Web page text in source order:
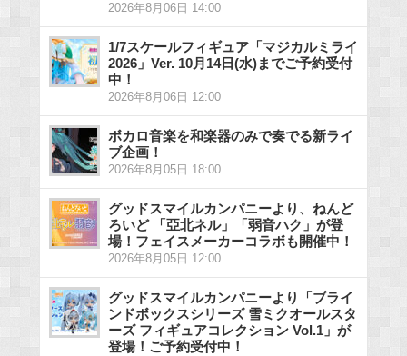
2026年8月06日 14:00
1/7スケールフィギュア「マジカルミライ
2026」Ver. 10月14日(水)までご予約受付
中！
2026年8月06日 12:00
ボカロ音楽を和楽器のみで奏でる新ライ
ブ企画！
2026年8月05日 18:00
グッドスマイルカンパニーより、ねんど
ろいど 「亞北ネル」「弱音ハク」が登
場！フェイスメーカーコラボも開催中！
2026年8月05日 12:00
グッドスマイルカンパニーより「ブライ
ンドボックスシリーズ 雪ミクオールスタ
ーズ フィギュアコレクション Vol.1」が
登場！ご予約受付中！